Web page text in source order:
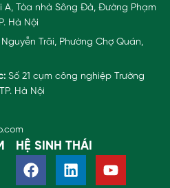
A, Tòa nhà Sông Đà, Đường Phạm
Hà Nội
Trãi, Phường Chợ Quán,
Số 21 cụm công nghiệp Trường
Hà Nội
HỆ SINH THÁI